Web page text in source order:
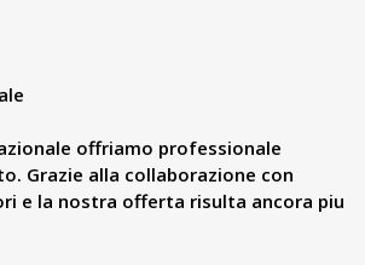
offriamo professionale
Grazie alla collaborazione con
e la nostra offerta risulta ancora piu